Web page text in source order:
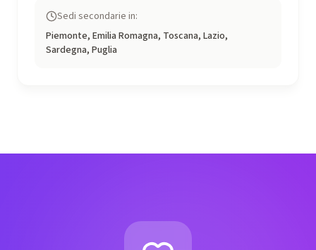
Sedi secondarie in:
Piemonte, Emilia Romagna, Toscana, Lazio,
Sardegna, Puglia